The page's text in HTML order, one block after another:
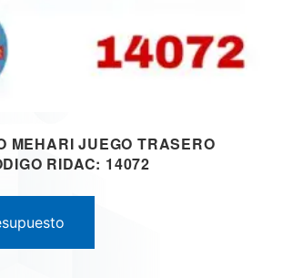
MEHARI JUEGO TRASERO
RIDAC: 14072